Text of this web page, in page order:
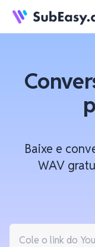
Baixe e
WAV